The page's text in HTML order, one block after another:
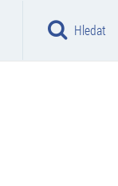
Hledat